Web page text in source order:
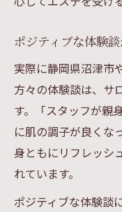
ポジティブな体験
実際に静岡県沼津市
方々の体験談は、サ
す。「スタッフが親
に肌の調子が良くな
身ともにリフレッシ
れています。
ポジティブな体験談